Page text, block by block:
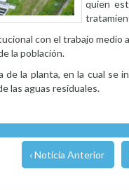
quien
con el trabajo
la población.
la planta, en la cual se
las aguas residuales.
‹ Noticia Anterior